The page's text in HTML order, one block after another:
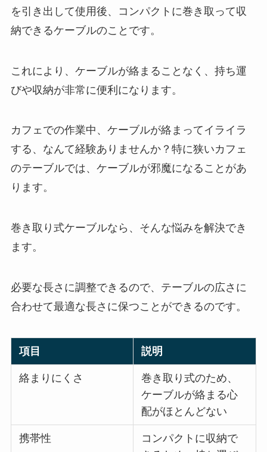
を引き出して使用後、コンパクトに巻き取って収
納できるケーブルのことです。
これにより、ケーブルが絡まることなく、持ち運
びや収納が非常に便利になります。
カフェでの作業中、ケーブルが絡まってイライラ
する、なんて経験ありませんか？特に狭いカフェ
のテーブルでは、ケーブルが邪魔になることがあ
ります。
巻き取り式ケーブルなら、そんな悩みを解決でき
ます。
必要な長さに調整できるので、テーブルの広さに
合わせて最適な長さに保つことができるのです。
項目 説明
絡まりにくさ
巻き取り式のため、
ケーブルが絡まる心
配がほとんどない
携帯性
コンパクトに収納で